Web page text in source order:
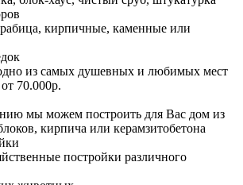
кирпичные, каменные или
из самых душевных и любимых мест
70.000р.
мы можем построить для Вас дом из
кирпича или керамзитобетона
постройки различного